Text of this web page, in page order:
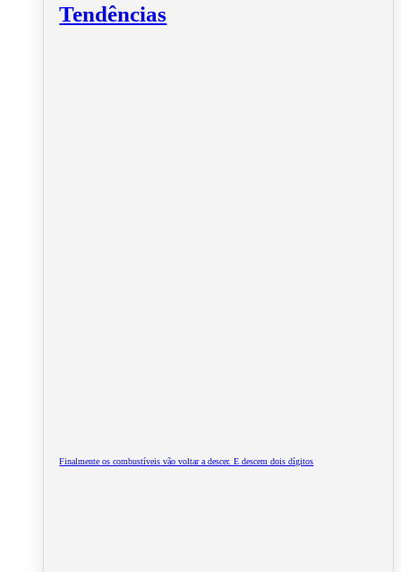
Tendências
Finalmente os combustíveis vão voltar a descer. E descem dois dígitos